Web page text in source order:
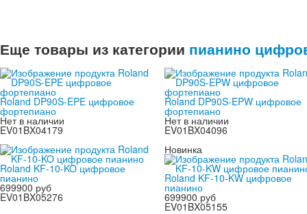
Еще товары из категории пианино
Roland DP90S-EPE цифровое
фортепиано
Нет в наличии
EV01BX04179
Roland DP90S-EPW цифровое
фортепиано
Нет в наличии
EV01BX04096
Roland KF-10-KO цифровое
пианино
699900 руб
EV01BX05276
Новинка
Roland KF-10-KW цифровое
пианино
699900 руб
EV01BX05155